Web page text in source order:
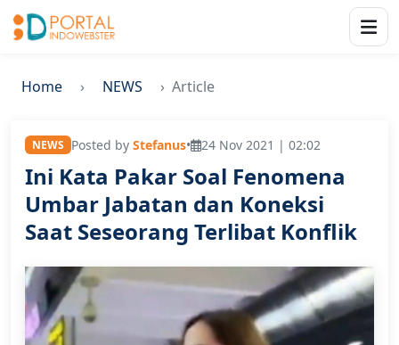
Home NEWS Article
NEWS Posted by Stefanus• 24 Nov 2021 | 02:02
Ini Kata Pakar Soal Fenomena
Umbar Jabatan dan Koneksi
Saat Seseorang Terlibat Konflik